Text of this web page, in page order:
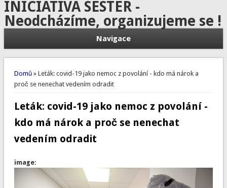
INICIATIVA SESTER -
Neodcházíme, organizujeme se !
Navigace
Jste zde
Domů» Leták: covid-19 jako nemoc z povolání - kdo má nárok a
proč se nenechat vedením odradit
Leták: covid-19 jako nemoc z povolání -
kdo má nárok a proč se nenechat
vedením odradit
image: